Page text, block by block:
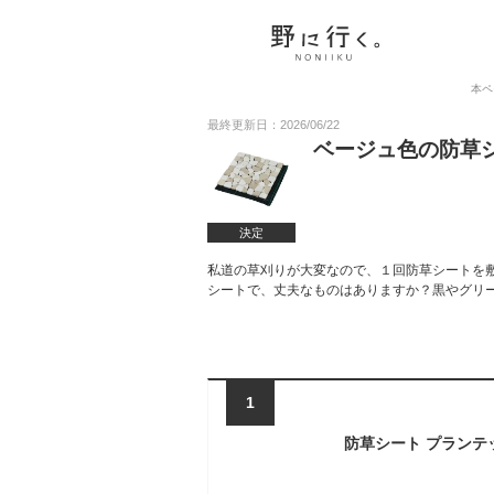
本
最終更新日：2026/06/22
決定
ベージュ色の防草
私道の草刈りが大変なので、１回防草シート
シートで、丈夫なものはありますか？黒やグ
1